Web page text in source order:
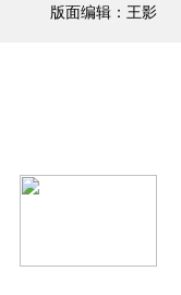
版面编辑：王影